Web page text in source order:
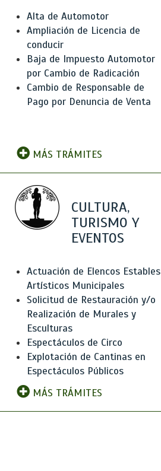
Alta de Automotor
Ampliación de Licencia de
conducir
Baja de Impuesto Automotor
por Cambio de Radicación
Cambio de Responsable de
Pago por Denuncia de Venta
MÁS TRÁMITES
CULTURA,
TURISMO Y
EVENTOS
Actuación de Elencos Estables
Artísticos Municipales
Solicitud de Restauración y/o
Realización de Murales y
Esculturas
Espectáculos de Circo
Explotación de Cantinas en
Espectáculos Públicos
MÁS TRÁMITES